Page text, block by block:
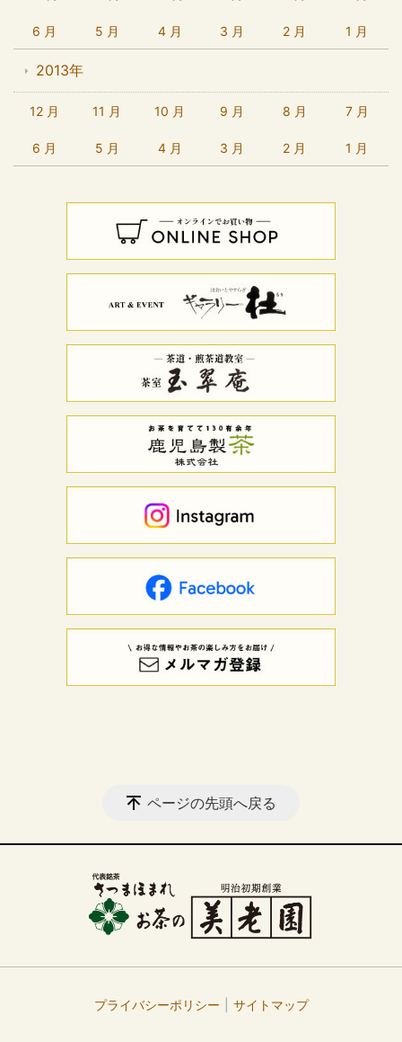
6 月 5 月 4 月 3 月 2 月 1 月
2013年
12 月 11 月 10 月 9 月 8 月 7 月
6 月 5 月 4 月 3 月 2 月 1 月
ページの先頭へ戻る
プライバシーポリシー サイトマップ